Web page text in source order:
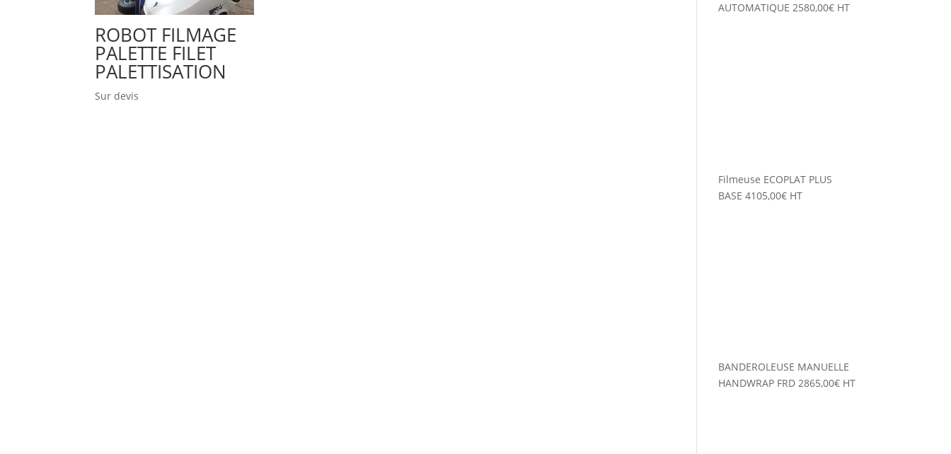
ROBOT FILMAGE
PALETTE FILET
PALETTISATION
Sur devis
AUTOMATIQUE 2580,00€ HT
Filmeuse ECOPLAT PLUS
BASE 4105,00€ HT
BANDEROLEUSE MANUELLE
HANDWRAP FRD 2865,00€ HT